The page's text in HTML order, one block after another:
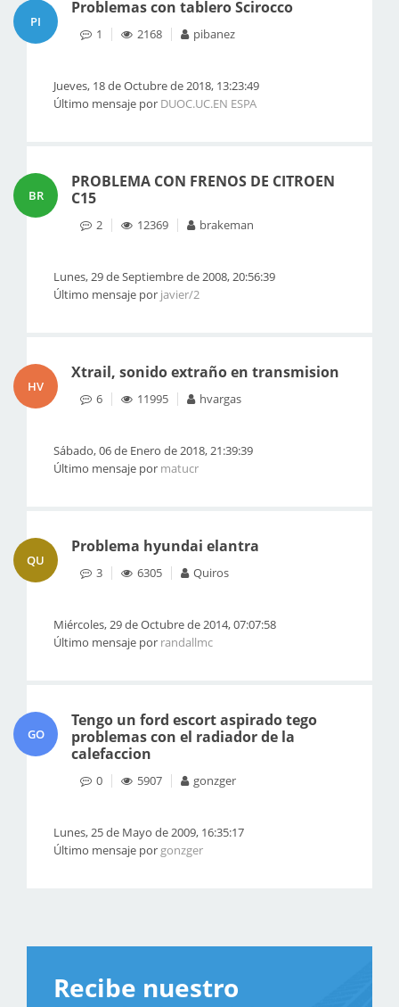
PI
Problemas con tablero Scirocco
1 2168 pibanez
Jueves, 18 de Octubre de 2018, 13:23:49
Último mensaje por DUOC.UC.EN ESPA
BR
PROBLEMA CON FRENOS DE CITROEN
C15
2 12369 brakeman
Lunes, 29 de Septiembre de 2008, 20:56:39
Último mensaje por javier/2
HV
Xtrail, sonido extraño en transmision
6 11995 hvargas
Sábado, 06 de Enero de 2018, 21:39:39
Último mensaje por matucr
QU
Problema hyundai elantra
3 6305 Quiros
Miércoles, 29 de Octubre de 2014, 07:07:58
Último mensaje por randallmc
GO
Tengo un ford escort aspirado tego
problemas con el radiador de la
calefaccion
0 5907 gonzger
Lunes, 25 de Mayo de 2009, 16:35:17
Último mensaje por gonzger
Recibe nuestro